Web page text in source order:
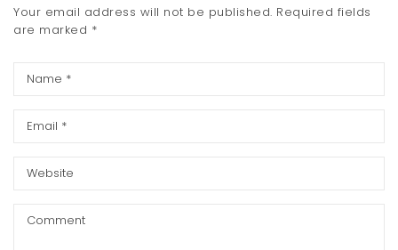
Your email address will not be published. Required fields
are marked *